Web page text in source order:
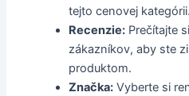
tejto cenovej kategórii.
Recenzie: Prečítajte
zákazníkov, aby ste
produktom.
Značka: Vyberte si